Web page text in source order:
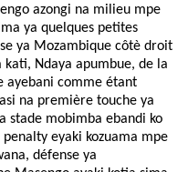
azongi na milieu mpe
ya quelques petites
ya Mozambique côtè droit
Ndaya apumbue, de la
ayebani comme étant
na première touche ya
stade mobimba ebandi ko
eyaki kozuama mpe
défense ya